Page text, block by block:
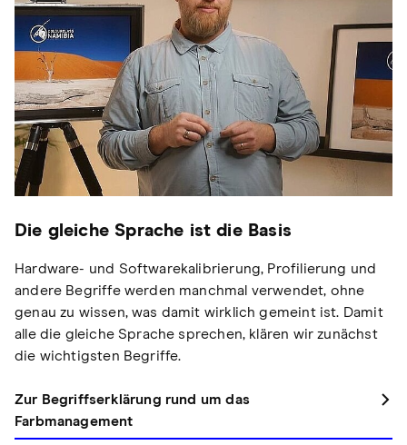
Die gleiche Sprache ist die Basis
Hardware- und Softwarekalibrierung, Profilierung und
andere Begriffe werden manchmal verwendet, ohne
genau zu wissen, was damit wirklich gemeint ist. Damit
alle die gleiche Sprache sprechen, klären wir zunächst
die wichtigsten Begriffe.
Zur Begriffserklärung rund um das
Farbmanagement